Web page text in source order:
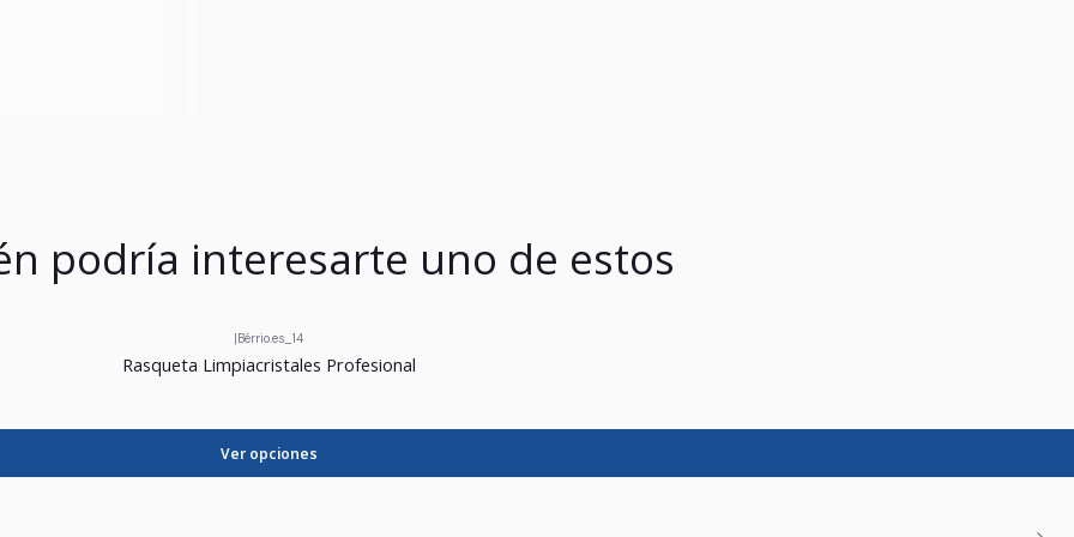
podría interesarte uno de estos
|Bérrio.es_14
Rasqueta Limpiacristales Profesional
Ver opciones